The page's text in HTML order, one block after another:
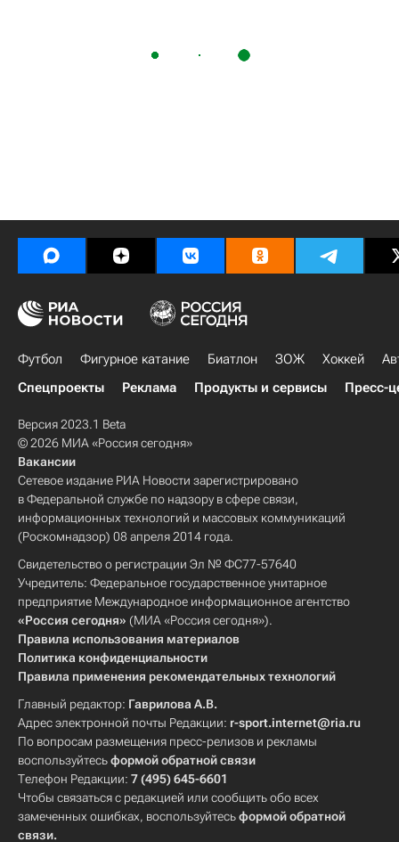
Футбол Фигурное катание Биатлон ЗОЖ Хоккей
Спецпроекты
Реклама Продукты и сервисы Пресс-
Версия 2023.1 Beta
© 2026 МИА «Россия сегодня»
Вакансии
Сетевое издание РИА Новости зарегистрировано
в Федеральной службе по надзору в сфере связи,
информационных технологий и массовых коммуникаций
(Роскомнадзор) 08 апреля 2014 года.
Свидетельство о регистрации Эл № ФС77-57640
Учредитель: Федеральное государственное унитарное
предприятие Международное информационное агентство
«Россия сегодня» (МИА «Россия сегодня»).
Правила использования материалов
Политика конфиденциальности
Правила применения рекомендательных технологий
Главный редактор: Гаврилова А.В.
Адрес электронной почты Редакции: r-sport.internet@ria.ru
По вопросам размещения пресс-релизов и рекламы
воспользуйтесьформой обратной связи
Телефон Редакции: 7 (495) 645-6601
Чтобы связаться с редакцией или сообщить обо всех
замеченных ошибках, воспользуйтесьформой обратной
связи.